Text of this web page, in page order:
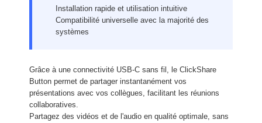
Installation rapide et utilisation intuitive
Compatibilité universelle avec la majorité des
systèmes
Grâce à une connectivité USB-C sans fil, le ClickShare
Button permet de partager instantanément vos
présentations avec vos collègues, facilitant les réunions
collaboratives.
Partagez des vidéos et de l'audio en qualité optimale, sans